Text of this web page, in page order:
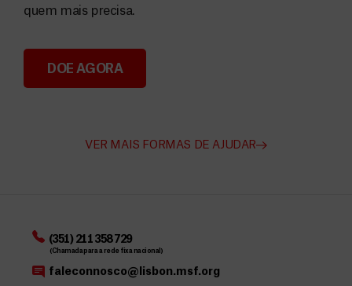
Angarie Fundos para a MSF
quem mais precisa.
DOE AGORA
VER MAIS FORMAS DE AJUDAR
(351) 211 358 729
(Chamada para a rede fixa nacional)
faleconnosco@lisbon.msf.org